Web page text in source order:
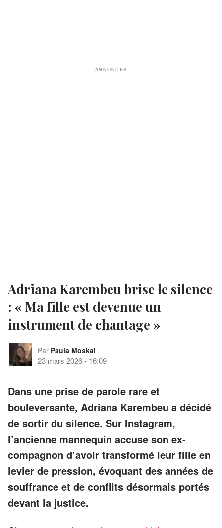
ANNONCES
Adriana Karembeu brise le silence
: « Ma fille est devenue un
instrument de chantage »
Par Paula Moskal
23 mars 2026- 16:09
Dans une prise de parole rare et
bouleversante, Adriana Karembeu a décidé
de sortir du silence. Sur Instagram,
l’ancienne mannequin accuse son ex-
compagnon d’avoir transformé leur fille en
levier de pression, évoquant des années de
souffrance et de conflits désormais portés
devant la justice.